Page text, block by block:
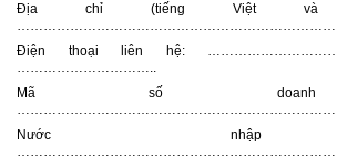
Địa chỉ (tiếng Việt và
Điện thoại liên hệ:
…………………………..
Mã số doanh
Nước nhập